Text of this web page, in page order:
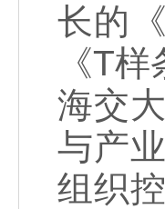
长的
《T
海交
与产
组织